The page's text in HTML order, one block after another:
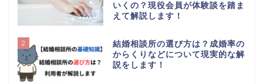
いくの？現役会員が体験談を踏ま
えて解説します！
2
結婚相談所の選び方は？成婚率の
からくりなどについて現実的な解
説をします！
【はじめての方へ】この
ブログについて